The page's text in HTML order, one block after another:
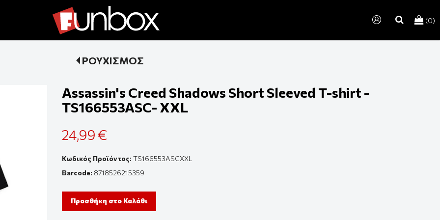
(0)
search
ΡΟΥΧΙΣΜΟΣ
Assassin's Creed Shadows Short Sleeved T-shirt -
TS166553ASC- XXL
24,99 €
Κωδικός Προϊόντος: TS166553ASCXXL
Barcode: 8718526215359
Προσθήκη στο Καλάθι